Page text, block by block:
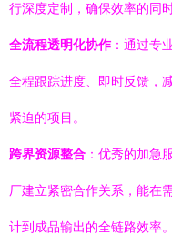
行深度定制，确保效率的同
全流程透明化协作：通过专
全程跟踪进度、即时反馈，
紧迫的项目。
跨界资源整合 ：优秀的加急
厂建立紧密合作关系，能在
计到成品输出的全链路效率。